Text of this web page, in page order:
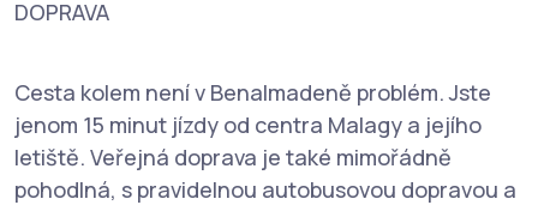
DOPRAVA
Cesta kolem není v Benalmadeně problém. Jste
jenom 15 minut jízdy od centra Malagy a jejího
letiště. Veřejná doprava je také mimořádně
pohodlná, s pravidelnou autobusovou dopravou a